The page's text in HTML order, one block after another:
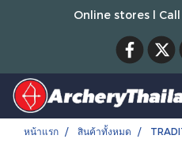
Online stores l Call
หน้าแรก สินค้าทั้งหมด